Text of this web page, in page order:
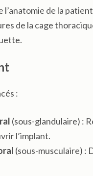
l’anatomie de la
de la cage
:
(sous-glandulaire) :
l’implant.
(sous-musculaire) :